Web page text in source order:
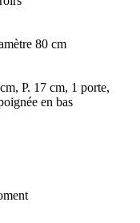
80 cm
P. 17 cm, 1 porte,
en bas